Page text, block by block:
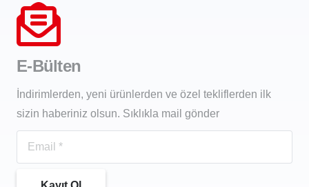
E-Bülten
İndirimlerden, yeni ürünlerden ve özel tekliflerden ilk
sizin haberiniz olsun. Sıklıkla mail gönder